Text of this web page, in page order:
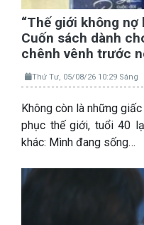
“Thế giới không
Cuốn sách dành
chênh vênh trước
Thứ Tư, 05/08/26 10:29 Sáng
Không còn là những
phục thế giới, tuổi 40
khác: Mình đang sống…